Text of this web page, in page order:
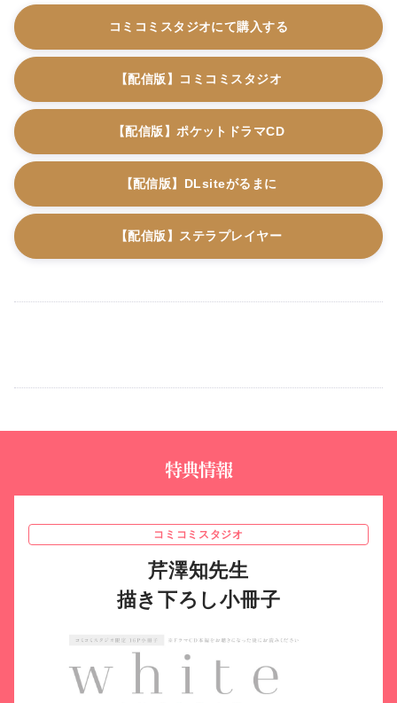
コミコミスタジオにて購入する
【配信版】コミコミスタジオ
【配信版】ポケットドラマCD
【配信版】DLsiteがるまに
【配信版】ステラプレイヤー
特典情報
コミコミスタジオ
芹澤知先生
描き下ろし小冊子